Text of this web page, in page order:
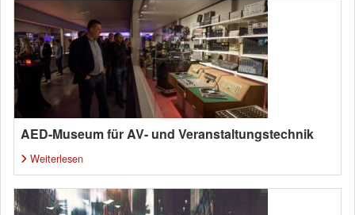
AED-Museum für AV- und Veranstaltungstechnik
Weiterlesen